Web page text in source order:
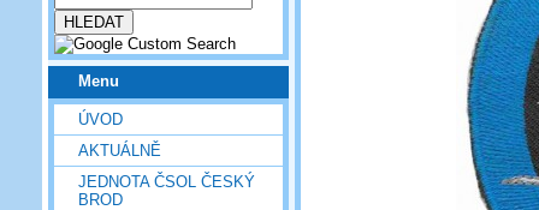
Menu
ÚVOD
AKTUÁLNĚ
JEDNOTA ČSOL ČESKÝ
BROD